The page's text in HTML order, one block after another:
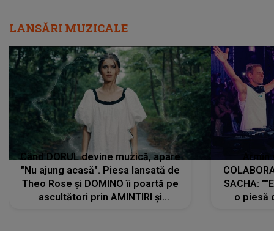
LANSĂRI MUZICALE
Când DORUL devine muzică, apare
"Nu ajung acasă". Piesa lansată de
Theo Rose și DOMINO îi poartă pe
ascultători prin AMINTIRI și
SACHA:
o piesă